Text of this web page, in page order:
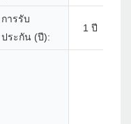
การรับ
ประกัน (ปี):
1 ปี